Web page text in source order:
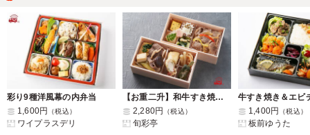
彩り9種洋風幕の内弁当
1,600円
（税込）
ワイプラスデリ
【お重二升】和牛すき焼きと和牛焼肉
2,280円
（税込）
旬彩亭
1,400円 （税込）
板前ゆうた